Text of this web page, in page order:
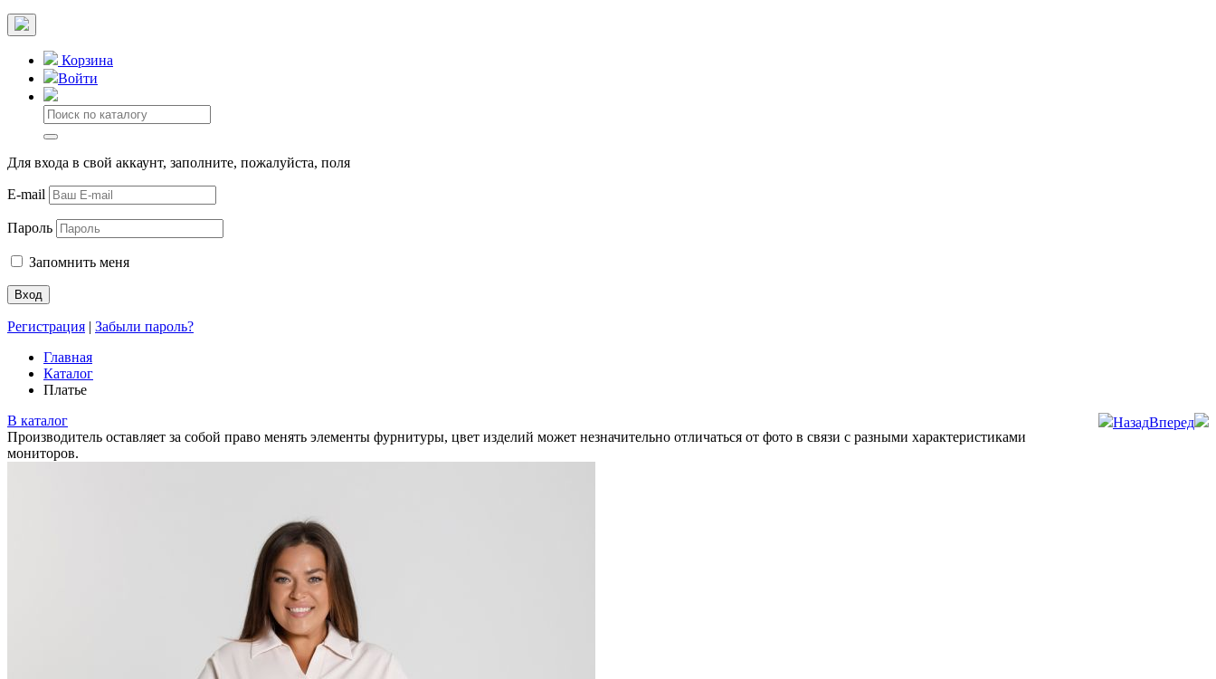
Корзина
Войти
Для входа в свой аккаунт, заполните, пожалуйста, поля
E-mail
Пароль
Запомнить меня
Регистрация | Забыли пароль?
Главная
Каталог
Платье
В каталог
Вперед
Назад
Производитель оставляет за собой право менять элементы фурнитуры, цвет изделий может незначительно отличаться от фото в связи с разными характеристиками
мониторов.